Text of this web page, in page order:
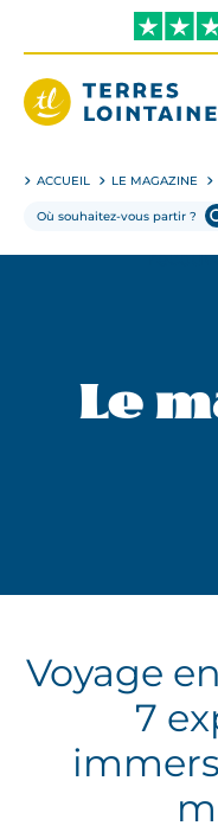
directement
contenu
ACCUEIL LE MAGAZINE
Le
Voyage
7